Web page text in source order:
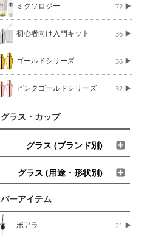
ミクソロジー 72
初心者向け入門キット 36
ゴールドシリーズ 36
ピンクゴールドシリーズ 32
グラス・カップ
グラス (ブランド別)
グラス (用途・形状別)
バーアイテム
ポアラ 21